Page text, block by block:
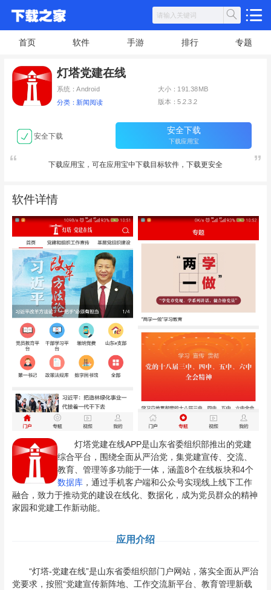
首页 软件 手游 排行 专题
灯塔党建在线
系统：Android 大小：191.38MB
分类：新闻阅读 版本：5.2.3.2
安全下载
安全下载
下载应用宝
下载应用宝，可在应用宝中下载目标软件，下载更安全
软件详情
灯塔党建在线APP是山东省委组织部推出的党建
综合平台，围绕全面从严治党，集党建宣传、交流、
教育、管理等多功能于一体，涵盖8个在线板块和4个
数据库，通过手机客户端和公众号实现线上线下工作
融合，致力于推动党的建设在线化、数据化，成为党员群众的精神
家园和党建工作新动能。
应用介绍
“灯塔-党建在线”是山东省委组织部门户网站，落实全面从严治
党要求，按照“党建宣传新阵地、工作交流新平台、教育管理新载